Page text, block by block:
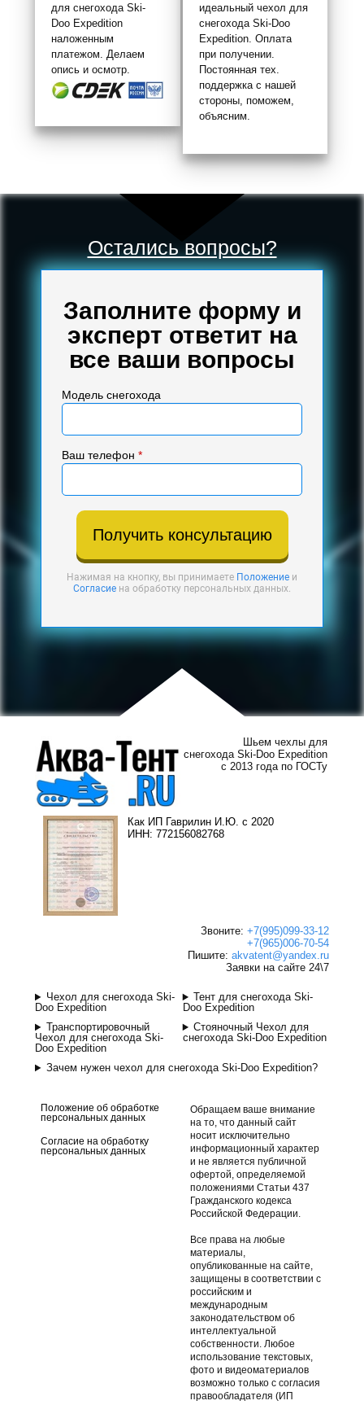
для снегохода Ski-
Doo Expedition
наложенным
платежом. Делаем
опись и осмотр.
идеальный чехол для
снегохода Ski-Doo
Expedition. Оплата
при получении.
Постоянная тех.
поддержка с нашей
стороны, поможем,
объясним.
Остались вопросы?
Заполните форму и
эксперт ответит на
все ваши вопросы
Модель снегохода
Ваш телефон *
Получить консультацию
Нажимая на кнопку, вы принимаете Положение и
Согласие на обработку персональных данных.
Шьем чехлы для
снегохода Ski-Doo Expedition
с 2013 года по ГОСТу
Как ИП Гаврилин И.Ю. с 2020
ИНН: 772156082768
Звоните: +7(995)099-33-12
+7(965)006-70-54
Пишите: akvatent@yandex.ru
Заявки на сайте 24\7
Чехол для снегохода Ski-
Doo Expedition
Тент для снегохода Ski-
Doo Expedition
Транспортировочный
Чехол для снегохода Ski-
Doo Expedition
Стояночный Чехол для
снегохода Ski-Doo Expedition
Зачем нужен чехол для снегохода Ski-Doo Expedition?
Положение об обработке
персональных данных
Согласие на обработку
персональных данных
Обращаем ваше внимание
на то, что данный сайт
носит исключительно
информационный характер
и не является публичной
офертой, определяемой
положениями Статьи 437
Гражданского кодекса
Российской Федерации.
Все права на любые
материалы,
опубликованные на сайте,
защищены в соответствии с
российским и
международным
законодательством об
интеллектуальной
собственности. Любое
использование текстовых,
фото и видеоматериалов
возможно только с согласия
правообладателя (ИП